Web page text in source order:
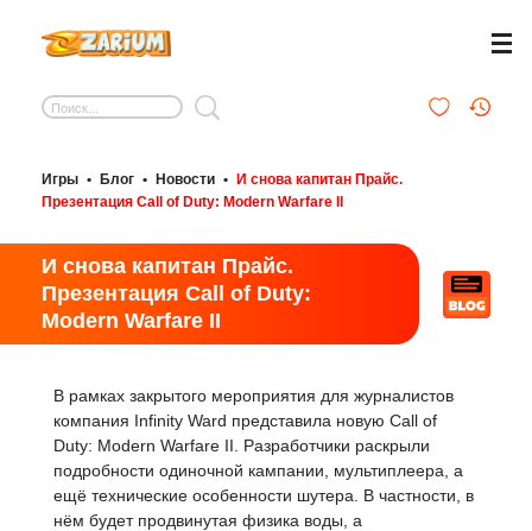
Игры • Блог • Новости •
И снова капитан Прайс.
Презентация Call of Duty: Modern Warfare II
И снова капитан Прайс.
Презентация Call of Duty:
Modern Warfare II
В рамках закрытого мероприятия для журналистов
компания Infinity Ward представила новую Call of
Duty: Modern Warfare II. Разработчики раскрыли
подробности одиночной кампании, мультиплеера, а
ещё технические особенности шутера. В частности, в
нём будет продвинутая физика воды, а